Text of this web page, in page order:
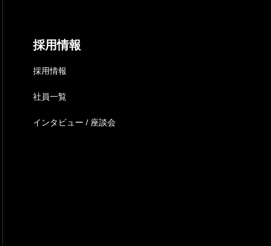
採用情報
採用情報
社員一覧
インタビュー / 座談会